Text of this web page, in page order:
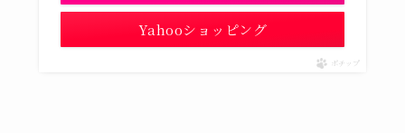
Yahooショッピング
ポチップ